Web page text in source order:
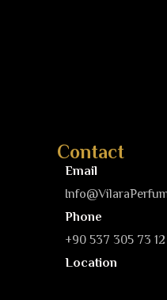
Contact
Email
Phone
+90 537 305 73 12
Location